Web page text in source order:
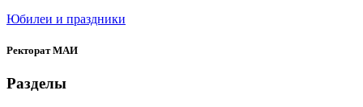
Юбилеи и праздники
Ректорат МАИ
Разделы